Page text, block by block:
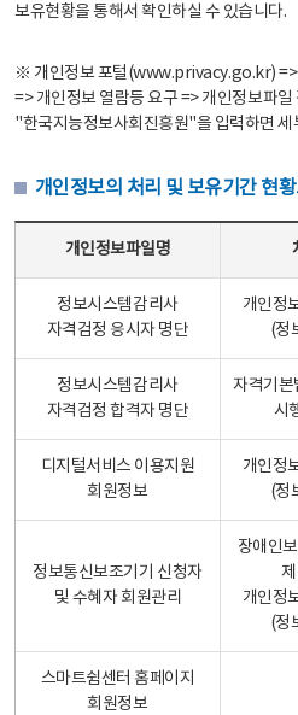
보유현황을 통해서 확인하실 수 있습니다.
※ 개인정보 포털(www.privacy.go.kr) =>
=> 개인정보 열람등 요구 => 개인정보파일
"한국지능정보사회진흥원"을 입력하면 세
개인정보의 처리 및 보유기간 현
개인정보파일명
정보시스템감리사
자격검정 응시자 명단
개인정
(정
정보시스템감리사
자격검정 합격자 명단
자격기본
시
디지털서비스 이용지원
회원정보
개인정
(정
정보통신보조기기 신청자
및 수혜자 회원관리
장애인
개인정
(정
스마트쉼센터 홈페이지
회원정보